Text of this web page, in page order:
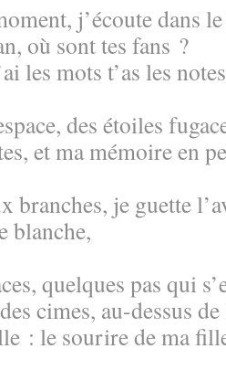
j’écoute dans
où sont tes fans ?
les mots t’as les notes
des étoiles
et ma mémoire en
branches, je guette
blanche,
quelques pas qui
cimes, au-dessus
: le sourire de ma